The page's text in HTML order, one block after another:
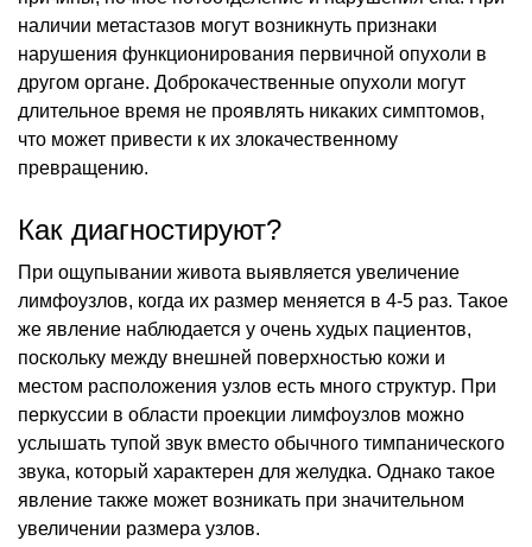
наличии метастазов могут возникнуть признаки
нарушения функционирования первичной опухоли в
другом органе. Доброкачественные опухоли могут
длительное время не проявлять никаких симптомов,
что может привести к их злокачественному
превращению.
Как диагностируют?
При ощупывании живота выявляется увеличение
лимфоузлов, когда их размер меняется в 4-5 раз. Такое
же явление наблюдается у очень худых пациентов,
поскольку между внешней поверхностью кожи и
местом расположения узлов есть много структур. При
перкуссии в области проекции лимфоузлов можно
услышать тупой звук вместо обычного тимпанического
звука, который характерен для желудка. Однако такое
явление также может возникать при значительном
увеличении размера узлов.